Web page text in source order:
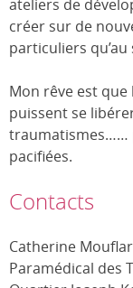
ateliers de
créer sur de
particuliers
Mon rêve est
puissent se
traumatismes……
pacifiées.
Contacts
Catherine
Paramédical des